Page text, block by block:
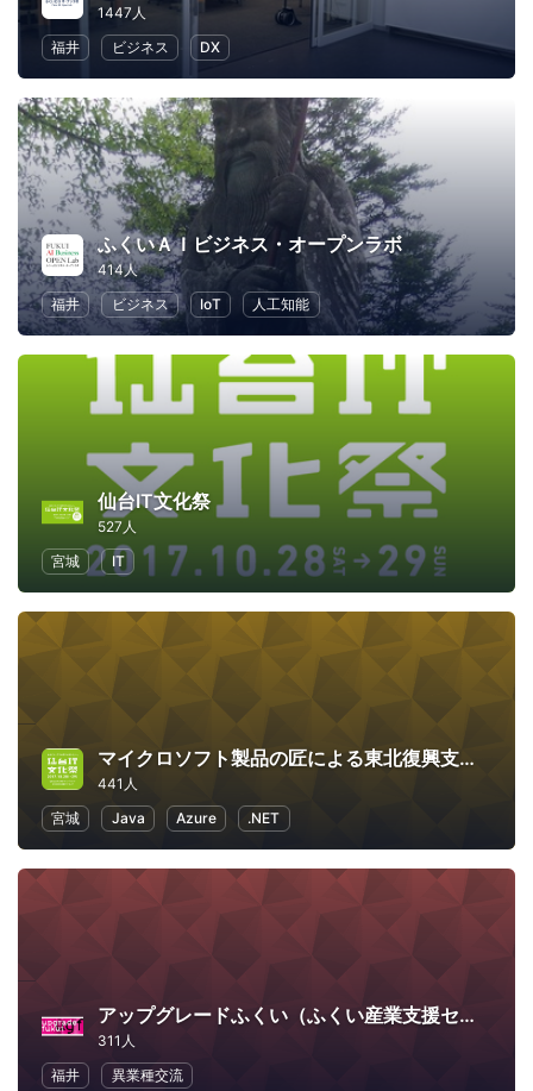
1447人
福井
ビジネス DX
ふくいＡＩビジネス・オープンラボ
414人
福井
ビジネス IoT 人工知能
仙台IT文化祭
527人
宮城
IT
マイクロソフト製品の匠による東北復興支援イベント Rebirth! 東北
441人
宮城
Java Azure .NET
アップグレードふくい（ふくい産業支援センター）
311人
福井
異業種交流